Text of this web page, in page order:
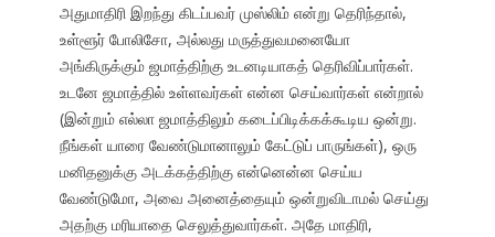
அதுமாதிரி இறந்து கிடப்பவர் முஸ்லிம் என்று தெரிந்தால்,
உள்ளூர் போலிசோ, அல்லது மருத்துவமனையோ
அங்கிருக்கும் ஜமாத்திற்கு உடனடியாகத் தெரிவிப்பார்கள்.
உடனே ஜமாத்தில் உள்ளவர்கள் என்ன செய்வார்கள் என்றால்
(இன்றும் எல்லா ஜமாத்திலும் கடைப்பிடிக்கக்கூடிய ஒன்று.
நீங்கள் யாரை வேண்டுமானாலும் கேட்டுப் பாருங்கள்), ஒரு
மனிதனுக்கு அடக்கத்திற்கு என்னென்ன செய்ய
வேண்டுமோ, அவை அனைத்தையும் ஒன்றுவிடாமல் செய்து
அதற்கு மரியாதை செலுத்துவார்கள். அதே மாதிரி,